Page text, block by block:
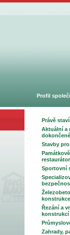
Právě
Aktuální a
Stavby
Sportovní
konstrukce
Řezání a
konstrukcí
Zahrady,
Profil